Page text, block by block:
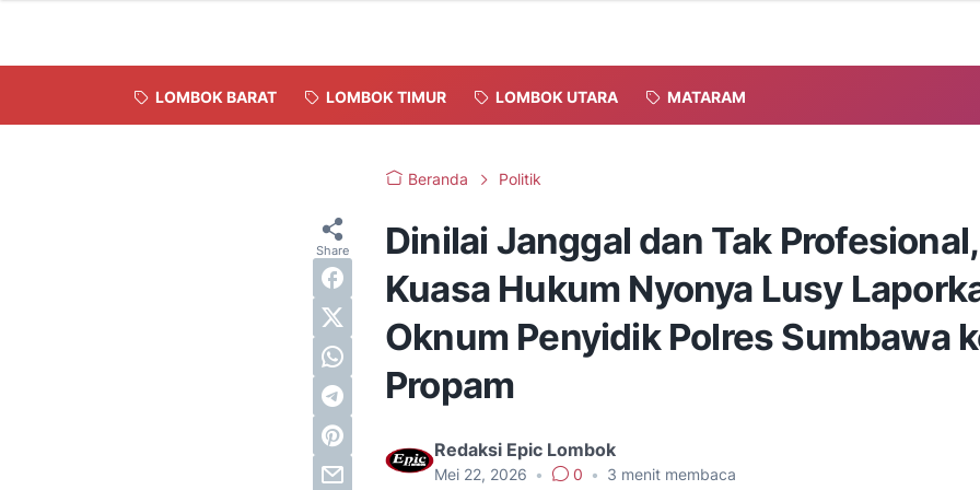
LOMBOK BARAT LOMBOK TIMUR LOMBOK UTARA MATARAM
Beranda Politik
Dinilai Janggal dan Tak Profesional,
Kuasa Hukum Nyonya Lusy
Oknum Penyidik Polres Sumbawa
Propam
Redaksi Epic Lombok
Mei 22, 2026 • 0 • 3 menit membaca